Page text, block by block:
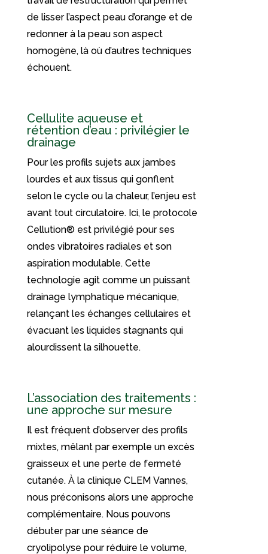
de lisser l’aspect peau d’orange et de
redonner à la peau son aspect
homogène, là où d’autres techniques
échouent.
Cellulite aqueuse et
rétention d’eau : privilégier le
drainage
Pour les profils sujets aux jambes
lourdes et aux tissus qui gonflent
selon le cycle ou la chaleur, l’enjeu est
avant tout circulatoire. Ici, le protocole
Cellution® est privilégié pour ses
ondes vibratoires radiales et son
aspiration modulable. Cette
technologie agit comme un puissant
drainage lymphatique mécanique,
relançant les échanges cellulaires et
évacuant les liquides stagnants qui
alourdissent la silhouette.
L’association des traitements :
une approche sur mesure
Il est fréquent d’observer des profils
mixtes, mêlant par exemple un excès
graisseux et une perte de fermeté
cutanée. À la clinique CLEM Vannes,
nous préconisons alors une approche
complémentaire. Nous pouvons
débuter par une séance de
cryolipolyse pour réduire le volume,